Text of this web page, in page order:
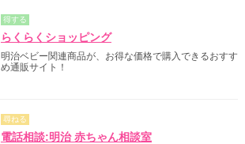
得する
らくらくショッピング
明治ベビー関連商品が、お得な価格で購入できるおすす
め通販サイト！
尋ねる
電話相談:明治 赤ちゃん相談室